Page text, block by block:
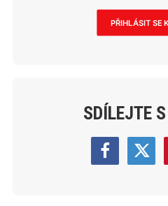
PŘIHLÁSIT SE
SDÍLEJTE